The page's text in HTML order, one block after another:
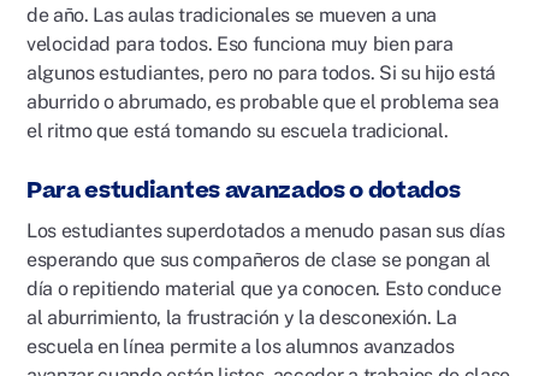
de año. Las aulas tradicionales se mueven a una
velocidad para todos. Eso funciona muy bien para
algunos estudiantes, pero no para todos. Si su hijo está
aburrido o abrumado, es probable que el problema sea
el ritmo que está tomando su escuela tradicional.
Para estudiantes avanzados o dotados
Los estudiantes superdotados a menudo pasan sus días
esperando que sus compañeros de clase se pongan al
día o repitiendo material que ya conocen. Esto conduce
al aburrimiento, la frustración y la desconexión. La
escuela en línea permite a los alumnos avanzados